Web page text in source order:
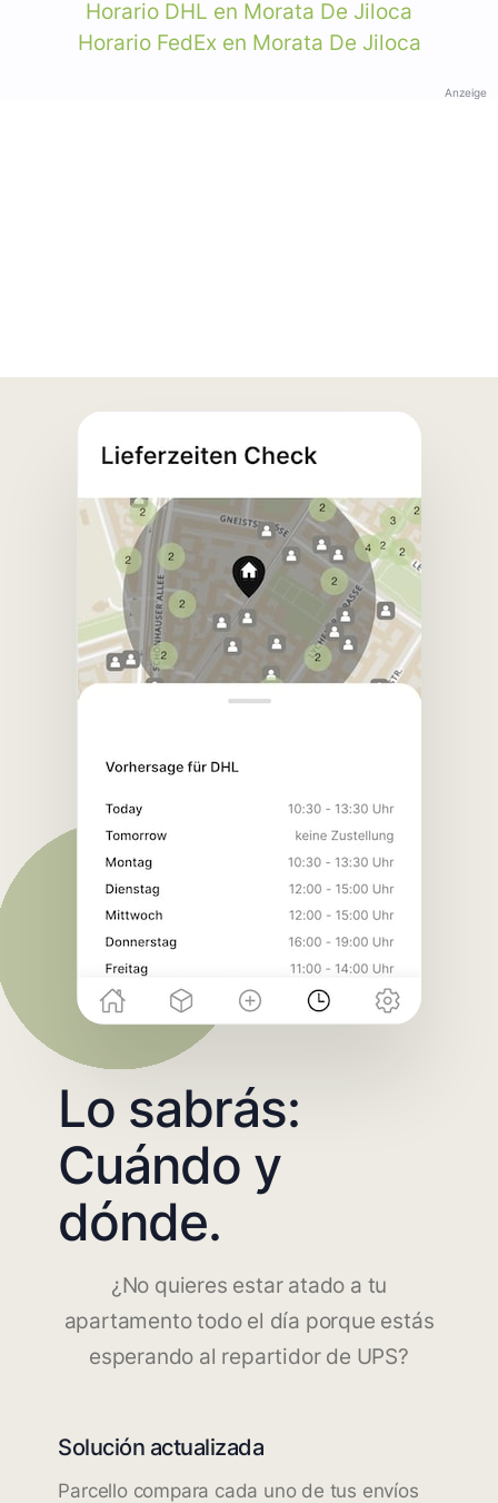
Horario DHL en Morata De Jiloca
Horario FedEx en Morata De Jiloca
Anzeige
Lo sabrás:
Cuándo y
dónde.
¿No quieres estar atado a tu
apartamento todo el día porque estás
esperando al repartidor de UPS?
Solución actualizada
Parcello compara cada uno de tus envíos